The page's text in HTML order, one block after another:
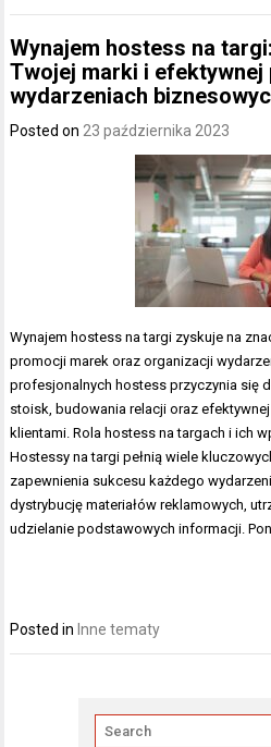
Wynajem hostess na
Twojej marki i efektywnej
wydarzeniach
Posted on 23 października 2023
Wynajem hostess na targi zyskuje na
promocji marek oraz organizacji
profesjonalnych hostess przyczynia się
stoisk, budowania relacji oraz
klientami. Rola hostess na targach i ich
Hostessy na targi pełnią wiele
zapewnienia sukcesu każdego
dystrybucję materiałów reklamowych,
udzielanie podstawowych informacji.
Posted in Inne tematy